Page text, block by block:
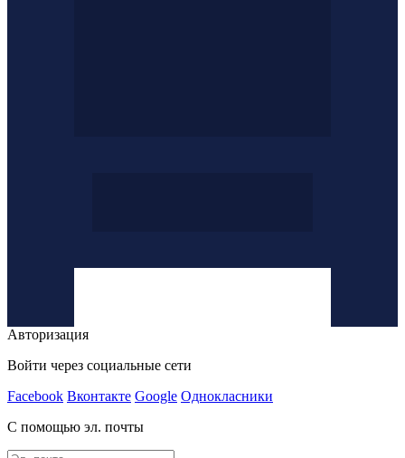
Авторизация
Войти через социальные сети
Facebook Вконтакте Google Однокласники
С помощью эл. почты